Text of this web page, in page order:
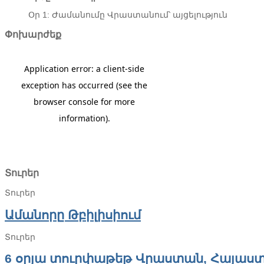
Օր 1: Ժամանումը Վրաստանում՝ այցելություն
Փոխարժեք
Տուրեր
Տուրեր
Ամանորը Թբիլիսիում
Տուրեր
6 օրյա տուրփաթեթ Վրաստան,